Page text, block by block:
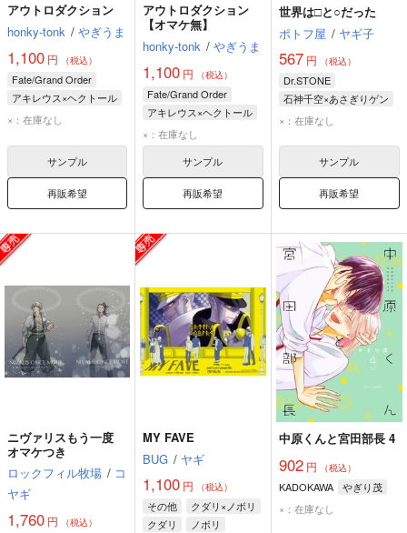
アウトロダクション
honky-tonk / やぎうま
1,100 円 （税込）
Fate/Grand Order
アキレウス×ヘクトール
×：在庫なし
サンプル
再販希望
アウトロダクション
【オマケ無】
honky-tonk / やぎうま
1,100 円 （税込）
Fate/Grand Order
アキレウス×ヘクトール
×：在庫なし
サンプル
再販希望
世界は□と○だった
ポトフ屋 / ヤギ子
567円 （税込）
Dr.STONE
石神千空×あさぎりゲン
石神千空
×：在庫なし
サンプル
再販希望
ニヴァリスもう一度
オマケつき
ロックフィル牧場 / コ
ヤギ
1,760 円 （税込）
MY FAVE
BUG / ヤギ
1,100 円 （税込）
その他
クダリ×ノボリ
クダリ
ノボリ
中原くんと宮田部長 4
902円 （税込）
KADOKAWA
やぎり茂
×：在庫なし